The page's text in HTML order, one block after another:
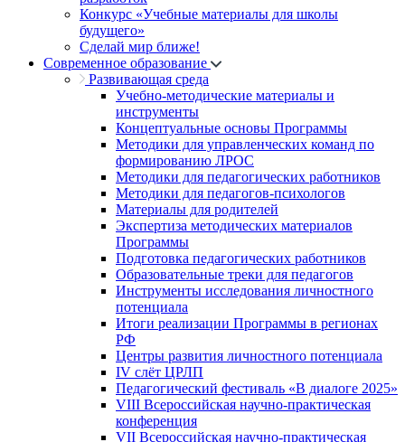
Конкурс «Учебные материалы для школы
будущего»
Сделай мир ближе!
Современное образование
Развивающая среда
Учебно-методические материалы и
инструменты
Концептуальные основы Программы
Методики для управленческих команд по
формированию ЛРОС
Методики для педагогических работников
Методики для педагогов-психологов
Материалы для родителей
Экспертиза методических материалов
Программы
Подготовка педагогических работников
Образовательные треки для педагогов
Инструменты исследования личностного
потенциала
Итоги реализации Программы в регионах
РФ
Центры развития личностного потенциала
IV слёт ЦРЛП
Педагогический фестиваль «В диалоге 2025»
VIII Всероссийская научно-практическая
конференция
VII Всероссийская научно-практическая